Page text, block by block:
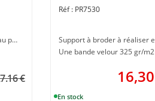
Support à broder à faire à la main au point de croix
€
PR7530
Une bande velour 325 gr/m2
16,30